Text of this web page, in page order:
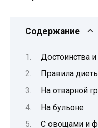
Содержание
Достоинства
Правила
На отварной
На бульоне
С овощами и